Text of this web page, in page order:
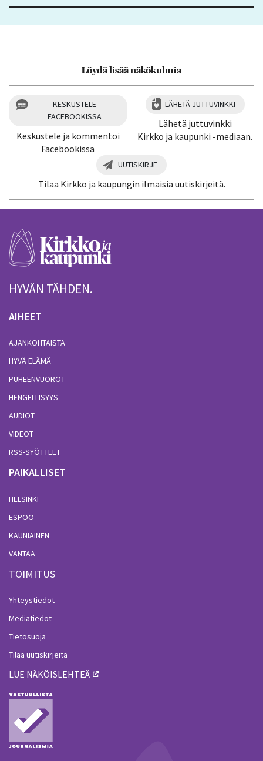
Löydä lisää näkökulmia
KESKUSTELE
FACEBOOKISSA
Keskustele ja kommentoi
Facebookissa
LÄHETÄ JUTTUVINKKI
Lähetä juttuvinkki
Kirkko ja kaupunki -mediaan.
UUTISKIRJE
Tilaa Kirkko ja kaupungin ilmaisia uutiskirjeitä.
HYVÄN TÄHDEN.
AIHEET
AJANKOHTAISTA
HYVÄ ELÄMÄ
PUHEENVUOROT
HENGELLISYYS
AUDIOT
VIDEOT
RSS-SYÖTTEET
PAIKALLISET
HELSINKI
ESPOO
KAUNIAINEN
VANTAA
TOIMITUS
Yhteystiedot
Mediatiedot
Tietosuoja
Tilaa uutiskirjeitä
LUE NÄKÖISLEHTEÄ